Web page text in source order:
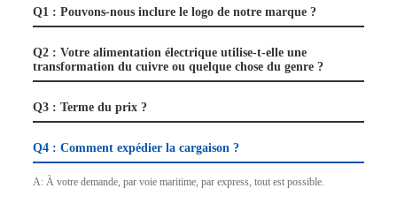
Q1 : Pouvons-nous inclure le logo de notre marque ?
Q2 : Votre alimentation électrique utilise-t-elle une
transformation du cuivre ou quelque chose du genre ?
Q3 : Terme du prix ?
Q4 : Comment expédier la cargaison ?
A: À votre demande, par voie maritime, par express, tout est possible.